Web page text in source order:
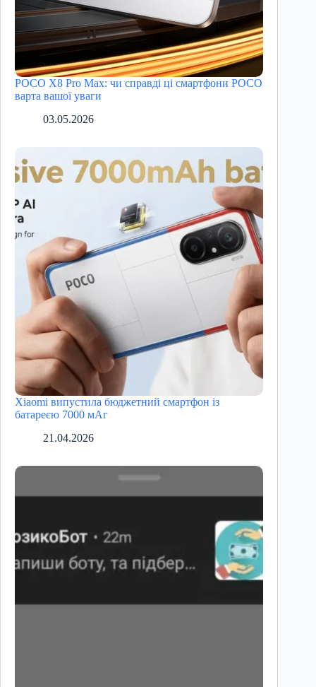
POCO X8 Pro Max: чи справді ці смартфони POCO
варта вашої уваги
03.05.2026
Xiaomi випустила бюджетний смартфон із
батареєю 7000 мАг
21.04.2026